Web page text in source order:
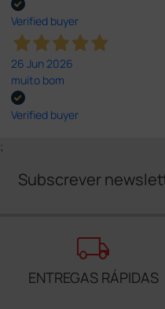
Verified buyer
26 Jun 2026
muito bom
Verified buyer
;
Subscrever
local_shipping
ENTREGAS RÁPIDAS